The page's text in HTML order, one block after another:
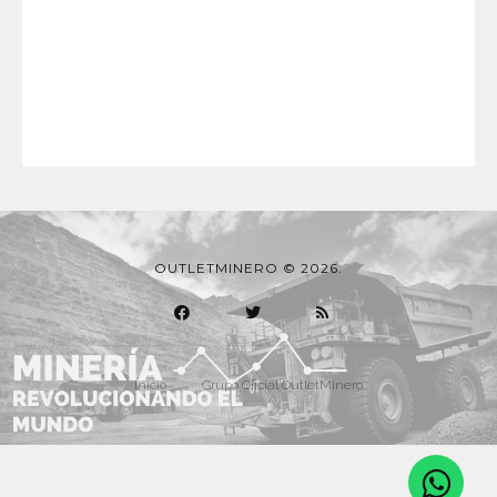
OUTLETMINERO © 2026.
Inicio Grupo Oficial OutletMinero